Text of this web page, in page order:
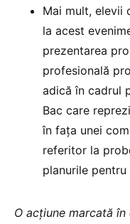
Mai mult, elevii
la acest
prezentarea
profesională
adică în cadrul
Bac care
în fața unei
referitor la
planurile pentru
O acțiune marcată